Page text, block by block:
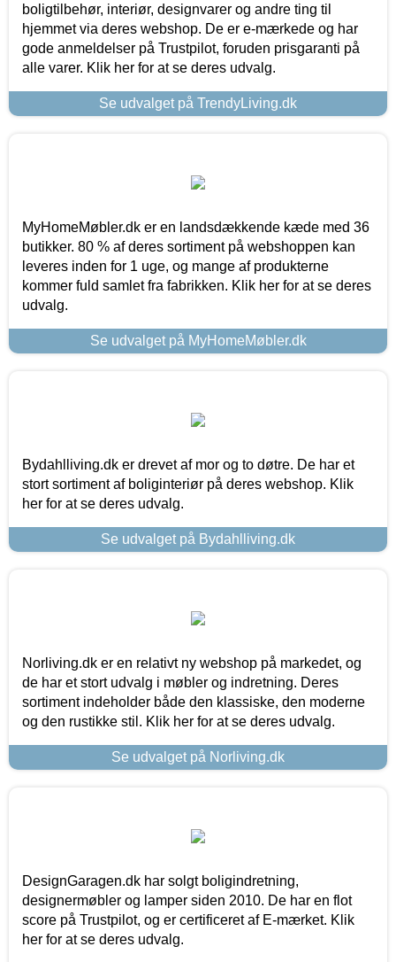
boligtilbehør, interiør, designvarer og andre ting til
hjemmet via deres webshop. De er e-mærkede og har
gode anmeldelser på Trustpilot, foruden prisgaranti på
alle varer. Klik her for at se deres udvalg.
Se udvalget på TrendyLiving.dk
MyHomeMøbler.dk er en landsdækkende kæde med 36
butikker. 80 % af deres sortiment på webshoppen kan
leveres inden for 1 uge, og mange af produkterne
kommer fuld samlet fra fabrikken. Klik her for at se deres
udvalg.
Se udvalget på MyHomeMøbler.dk
Bydahlliving.dk er drevet af mor og to døtre. De har et
stort sortiment af boliginteriør på deres webshop. Klik
her for at se deres udvalg.
Se udvalget på Bydahlliving.dk
Norliving.dk er en relativt ny webshop på markedet, og
de har et stort udvalg i møbler og indretning. Deres
sortiment indeholder både den klassiske, den moderne
og den rustikke stil. Klik her for at se deres udvalg.
Se udvalget på Norliving.dk
DesignGaragen.dk har solgt boligindretning,
designermøbler og lamper siden 2010. De har en flot
score på Trustpilot, og er certificeret af E-mærket. Klik
her for at se deres udvalg.